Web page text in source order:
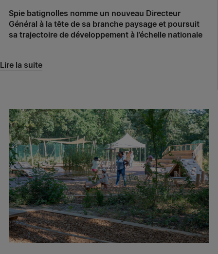
Spie batignolles nomme un nouveau Directeur
Général à la tête de sa branche paysage et poursuit
sa trajectoire de développement à l’échelle nationale
Lire la suite